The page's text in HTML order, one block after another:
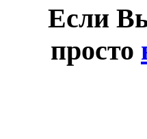
Если
просто